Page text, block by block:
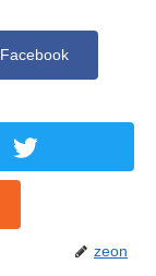
Facebook
zeon